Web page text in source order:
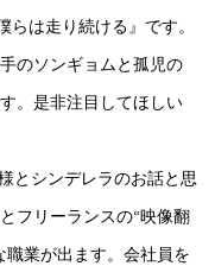
は走り続ける』です。
のソンギョムと孤児の
。是非注目してほしい
とシンデレラのお話と思
フリーランスの“映像翻
業が出ます。会社員を